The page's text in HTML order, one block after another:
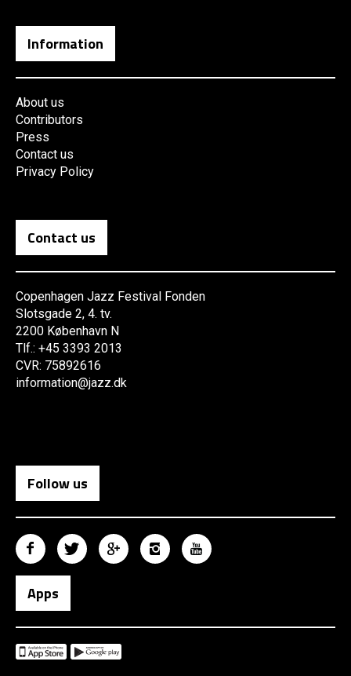
Information
About us
Contributors
Press
Contact us
Privacy Policy
Contact us
Copenhagen Jazz Festival Fonden
Slotsgade 2, 4. tv.
2200 København N
Tlf.: +45 3393 2013
CVR: 75892616
information@jazz.dk
Follow us
Apps